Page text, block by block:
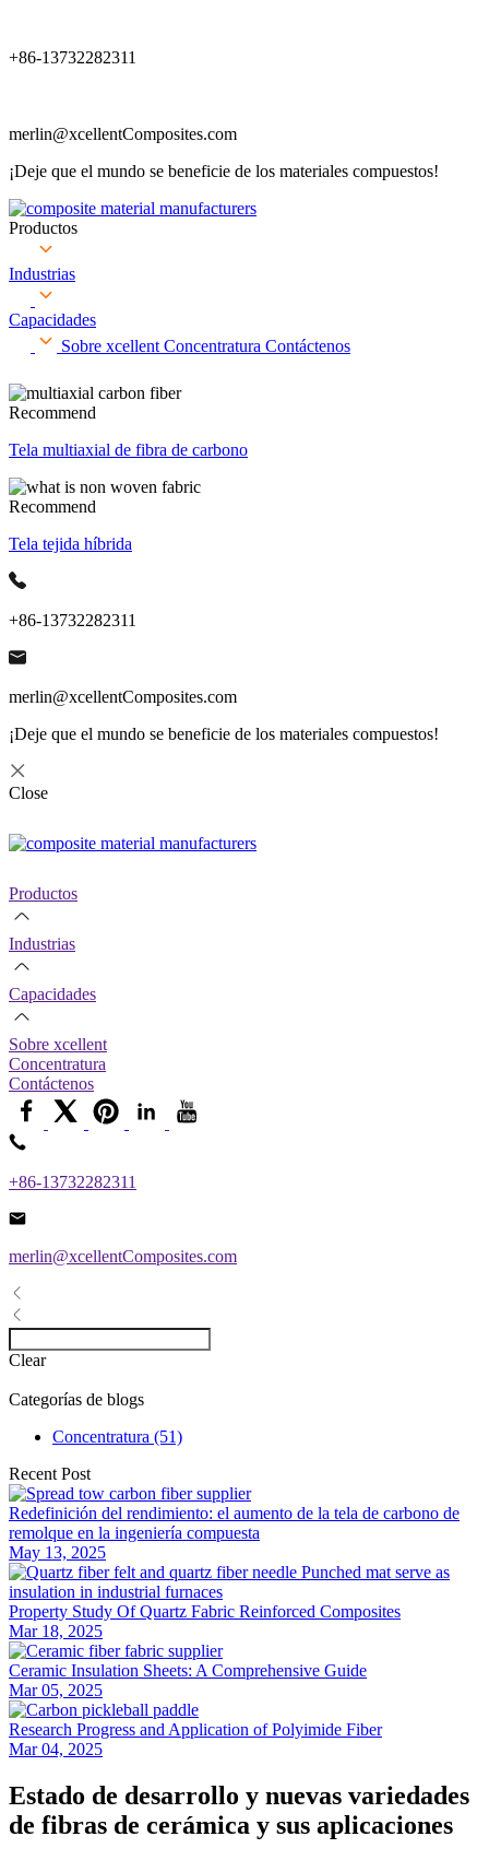
+86-13732282311
merlin@xcellentComposites.com
¡Deje que el mundo se beneficie de los materiales compuestos!
Productos
Industrias
Capacidades
Sobre xcellent Concentratura Contáctenos
Recommend
Tela multiaxial de fibra de carbono
Recommend
Tela tejida híbrida
+86-13732282311
merlin@xcellentComposites.com
¡Deje que el mundo se beneficie de los materiales compuestos!
Close
Productos
Industrias
Capacidades
Sobre xcellent
Concentratura
Contáctenos
+86-13732282311
merlin@xcellentComposites.com
Clear
Categorías de blogs
Concentratura (51)
Recent Post
Redefinición del rendimiento: el aumento de la tela de carbono de
remolque en la ingeniería compuesta
May 13, 2025
Property Study Of Quartz Fabric Reinforced Composites
Mar 18, 2025
Ceramic Insulation Sheets: A Comprehensive Guide
Mar 05, 2025
Research Progress and Application of Polyimide Fiber
Mar 04, 2025
Estado de desarrollo y nuevas variedades
de fibras de cerámica y sus aplicaciones